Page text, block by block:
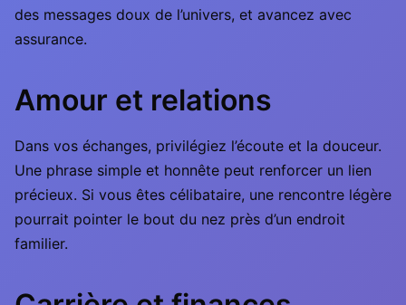
des messages doux de l’univers, et avancez avec
assurance.
Amour et relations
Dans vos échanges, privilégiez l’écoute et la douceur.
Une phrase simple et honnête peut renforcer un lien
précieux. Si vous êtes célibataire, une rencontre légère
pourrait pointer le bout du nez près d’un endroit
familier.